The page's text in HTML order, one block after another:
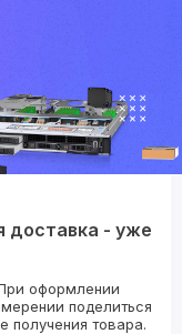
доставка - уже
оформлении
поделиться
получения товара.